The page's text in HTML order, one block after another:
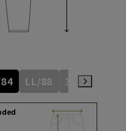
LL/88 3L/92